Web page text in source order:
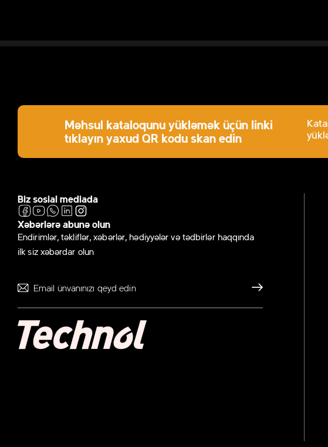
Məhsul kataloqunu yükləmək üçün linki
tıklayın yaxud QR kodu skan edin
Biz sosial mediada
Xəbərlərə abunə olun
Endirimlər, təkliflər, xəbərlər, hədiyyələr və tədbirlər haqqında
ilk siz xəbərdar olun
Göndər